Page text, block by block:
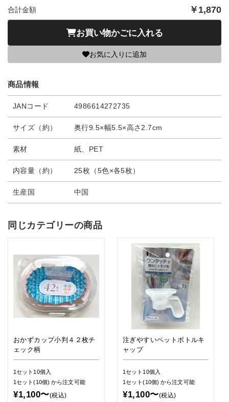
合計金額 ￥ 1,870
お買い物かごに入れる
お気に入りに追加
商品情報
JANコード 4986614272735
サイズ（約） 奥行9.5×幅5.5×高さ2.7cm
素材 紙、PET
内容量（約） 25枚（5色×各5枚）
生産国 中国
同じカテゴリーの商品
おかずカップ小判４２枚チ
ェック柄
1セット10個入
1セット(10個)から注文可能
¥1,100〜(税込)
注ぎやすいペットボトルキ
ャップ
1セット10個入
1セット(10個)から注文可能
¥1,100〜(税込)